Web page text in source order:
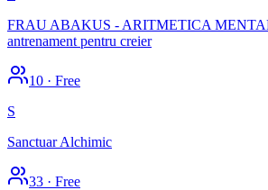
FRAU ABAKUS - ARITMETICA
antrenament pentru creier
10 · Free
S
Sanctuar Alchimic
33 · Free